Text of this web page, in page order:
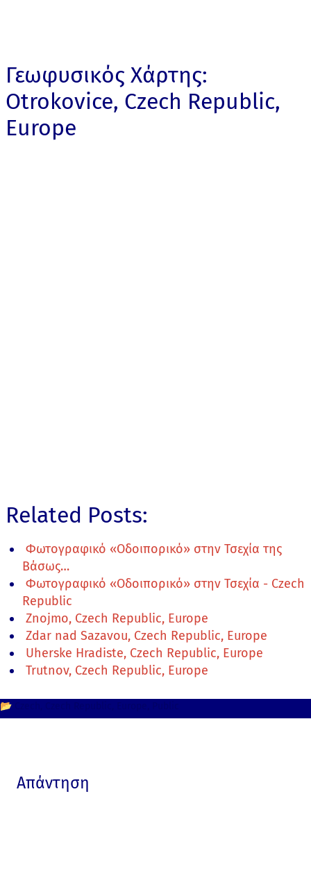
Γεωφυσικός Χάρτης:
Otrokovice, Czech Republic,
Europe
Related Posts:
Φωτογραφικό «Οδοιπορικό» στην Τσεχία της
Βάσως…
Φωτογραφικό «Οδοιπορικό» στην Τσεχία - Czech
Republic
Znojmo, Czech Republic, Europe
Zdar nad Sazavou, Czech Republic, Europe
Uherske Hradiste, Czech Republic, Europe
Trutnov, Czech Republic, Europe
📂
Απάντηση